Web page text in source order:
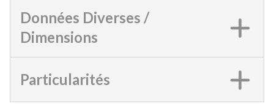
Données Diverses /
Dimensions
Particularités